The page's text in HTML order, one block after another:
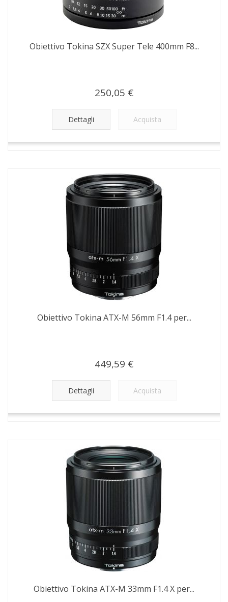
Obiettivo Tokina SZX Super Tele 400mm F8...
250,05 €
Dettagli Acquista
Obiettivo Tokina ATX-M 56mm F1.4 per...
449,59 €
Dettagli Acquista
Obiettivo Tokina ATX-M 33mm F1.4 X per...